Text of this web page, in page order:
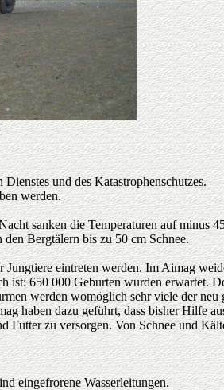
und des Katastrophenschutzes.
werden.
sanken die Temperaturen auf minus
Bergtälern bis zu 50 cm Schnee.
eintreten werden. Im Aimag
ist: 650 000 Geburten wurden erwartet.
werden womöglich sehr viele der neu
haben dazu geführt, dass bisher Hilfe
zu versorgen. Von Schnee und
eingefrorene Wasserleitungen.